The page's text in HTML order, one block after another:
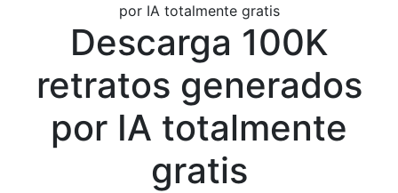
por IA totalmente gratis
Descarga 100K
retratos generados
por IA totalmente
gratis